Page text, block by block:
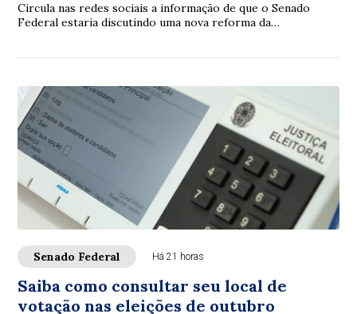
Circula nas redes sociais a informação de que o Senado
Federal estaria discutindo uma nova reforma da
Senado Federal Há 21 horas
Saiba como consultar seu local de
votação nas eleições de outubro